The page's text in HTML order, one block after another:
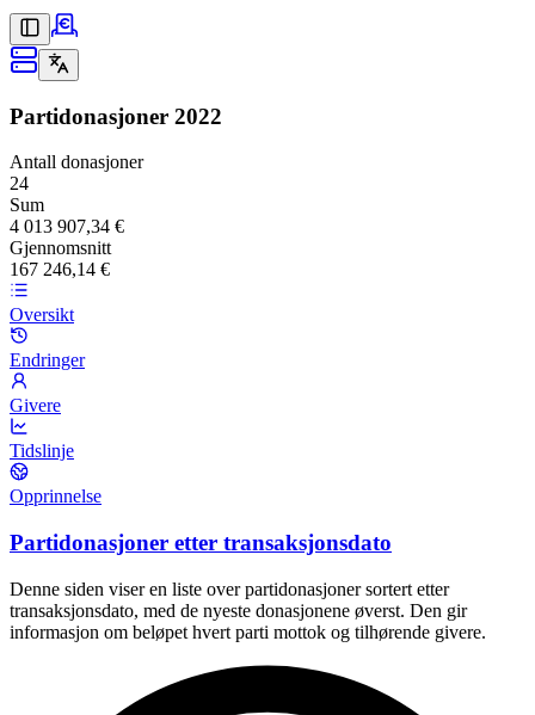
Partidonasjoner 2022
Antall donasjoner
24
Sum
4 013 907,34 €
Gjennomsnitt
167 246,14 €
Oversikt
Endringer
Givere
Tidslinje
Opprinnelse
Partidonasjoner etter transaksjonsdato
Denne siden viser en liste over partidonasjoner sortert etter
transaksjonsdato, med de nyeste donasjonene øverst. Den gir
informasjon om beløpet hvert parti mottok og tilhørende givere.